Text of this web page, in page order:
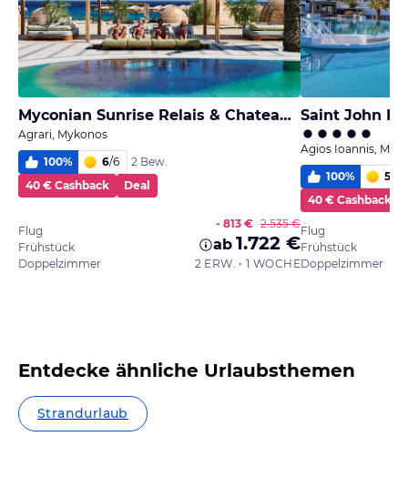
Myconian Sunrise Relais & Chateaux Hotel
Agrari, Mykonos
100% 6/6
2 Bew.
40 € Cashback
Deal
Flug
Frühstück
Doppelzimmer
- 813 € 2.535 €
ab 1.722 €
2 ERW. • 1 WOCHE
Saint John
Agios Ioannis,
100% 5,7
40 € Cashback
Flug
Frühstück
Doppelzimmer
Entdecke ähnliche Urlaubsthemen
Strandurlaub